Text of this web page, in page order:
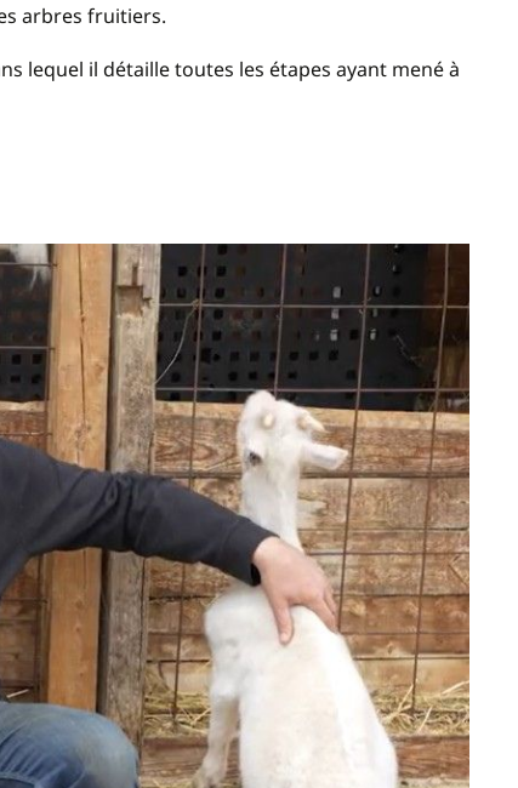
arbres fruitiers.
lequel il détaille toutes les étapes ayant mené à